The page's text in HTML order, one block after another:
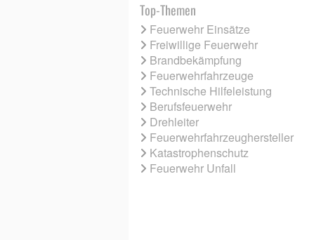
Top-Themen
Feuerwehr Einsätze
Freiwillige Feuerwehr
Brandbekämpfung
Feuerwehrfahrzeuge
Technische Hilfeleistung
Berufsfeuerwehr
Drehleiter
Feuerwehrfahrzeughersteller
Katastrophenschutz
Feuerwehr Unfall